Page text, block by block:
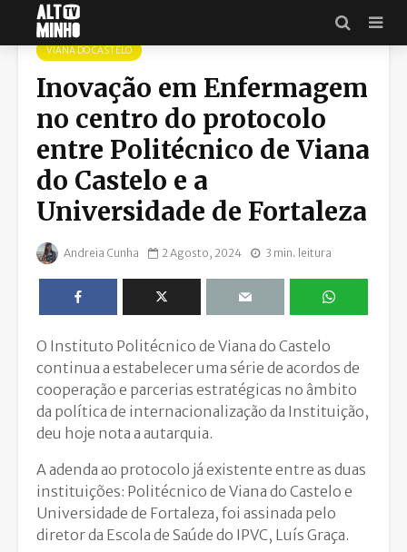
VIANA DO CASTELO
Inovação em Enfermagem
no centro do protocolo
entre Politécnico de Viana
do Castelo e a
Universidade de Fortaleza
Andreia Cunha 2 Agosto, 2024 3 min. leitura
O Instituto Politécnico de Viana do Castelo
continua a estabelecer uma série de acordos de
cooperação e parcerias estratégicas no âmbito
da política de internacionalização da Instituição,
deu hoje nota a autarquia.
A adenda ao protocolo já existente entre as duas
instituições: Politécnico de Viana do Castelo e
Universidade de Fortaleza, foi assinada pelo
diretor da Escola de Saúde do IPVC, Luís Graça.